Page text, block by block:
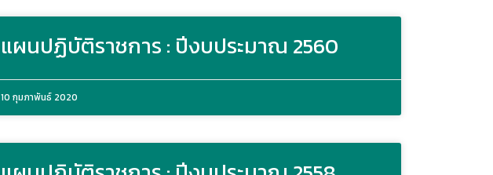
แผนปฏิบัติราชการ : ปีงบประมาณ 2560
10 กุมภาพันธ์ 2020